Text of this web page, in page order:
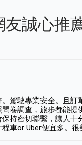
友誠心推
駕駛專業安全。且訂
卷調查，旅步都能提
持密切聯繫，讓人十
車or Uber便宜多。